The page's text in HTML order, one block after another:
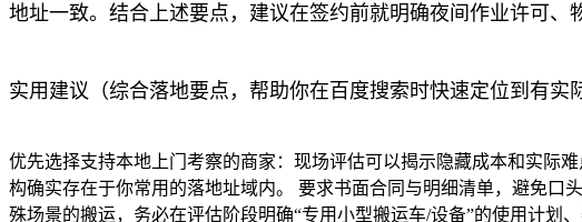
地址一致。结合上述要点，建议在签约前就明确夜间作业许可
实用建议（综合落地要点，帮助你在百度搜索时快速定位到有实
优先选择支持本地上门考察的商家：现场评估可以揭示隐藏成本和实际
构确实存在于你常用的落地址域内。 要求书面合同与明细清单，避免
殊场景的搬运，务必在评估阶段明确“专用小型搬运车/设备”的使用计划